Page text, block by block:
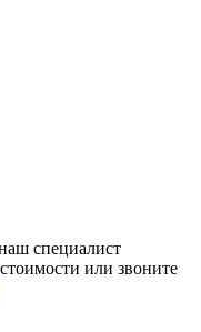
специалист
или звоните